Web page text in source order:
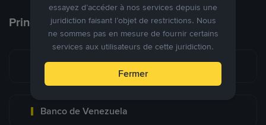
Principaux modes de paiement
Pago Movil
Banco de Venezuela
essayez d’accéder à nos services depuis une
juridiction faisant l’objet de restrictions. Nous
ne sommes pas en mesure de fournir certains
services aux utilisateurs de cette juridiction.
Fermer